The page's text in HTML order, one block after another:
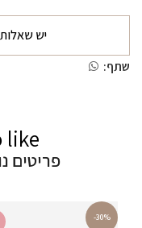
יש
שתף:
like
פריטים
-30%